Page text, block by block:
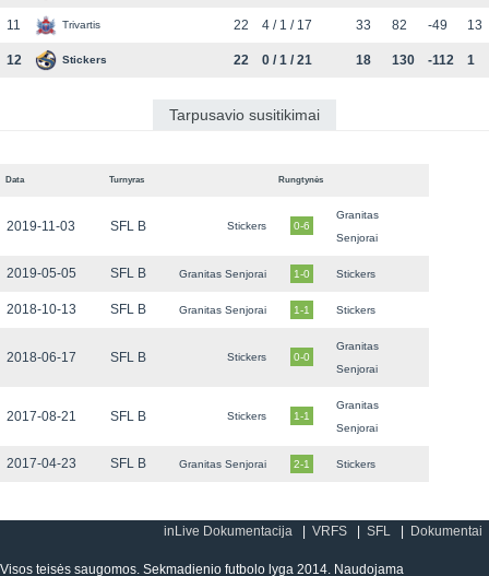
11 Trivartis 22 4 / 1 / 17 33 82 -49 13
12 Stickers 22 0 / 1 / 21 18 130 -112 1
Tarpusavio susitikimai
Data Turnyras Rungtynės
2019-11-03 SFL B Stickers 0-6
Granitas
Senjorai
2019-05-05 SFL B Granitas Senjorai 1-0 Stickers
2018-10-13 SFL B Granitas Senjorai 1-1 Stickers
2018-06-17 SFL B Stickers 0-0
Granitas
Senjorai
2017-08-21 SFL B Stickers 1-1
Granitas
Senjorai
2017-04-23 SFL B Granitas Senjorai 2-1 Stickers
inLive Dokumentacija VRFS SFL Dokumentai
Visos teisės saugomos. Sekmadienio futbolo lyga 2014. Naudojama